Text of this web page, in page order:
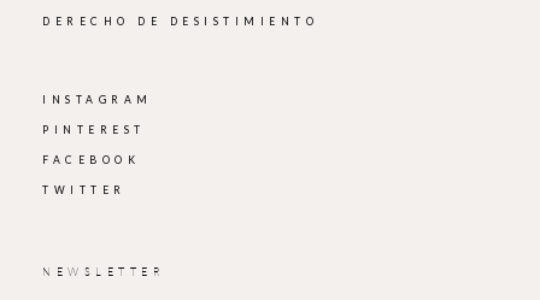
DERECHO DE DESISTIMIENTO
INSTAGRAM
PINTEREST
FACEBOOK
TWITTER
NEWSLETTER